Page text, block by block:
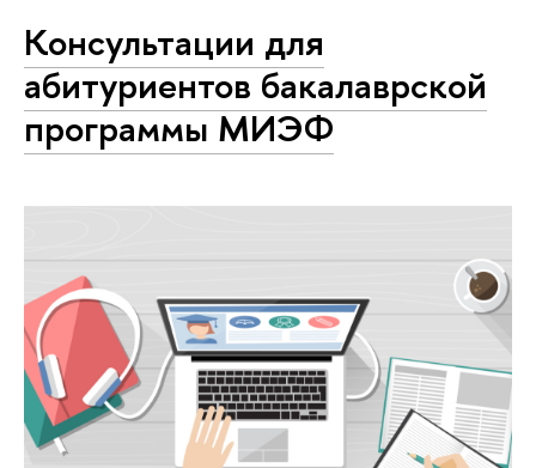
Консультации для
абитуриентов бакалаврской
программы МИЭФ